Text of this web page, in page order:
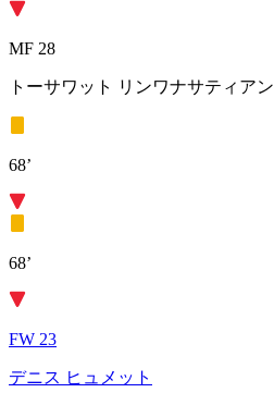
MF 28
トーサワット リンワナサティアン
68’
68’
FW 23
デニス ヒュメット